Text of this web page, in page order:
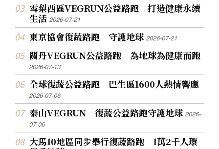
雪梨西區VEGRUN公益路跑 打造健康永續
生活2026-07-21
東京協會復蔬路跑 守護地球2026-07-21
關丹VEGRUN公益路跑 為地球為健康而跑
2026-07-13
全球復蔬公益路跑 巴生區1600人熱情響應
2026-07-06
泰山VEGRUN 復蔬公益路跑守護地球2026-
07-06
大馬10地區同步舉行復蔬路跑 1萬2千人環